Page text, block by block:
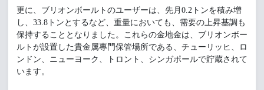
更に、ブリオンボールトのユーザーは、先月0.2トンを積み増
し、33.8トンとするなど、重量においても、需要の上昇基調も
保持することとなりました。これらの金地金は、ブリオンボー
ルトが設置した貴金属專門保管場所である、チューリッヒ、ロ
ンドン、ニューヨーク、トロント、シンガポールで貯蔵されて
います。